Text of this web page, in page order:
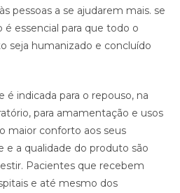
pessoas a se ajudarem mais. se
essencial para que todo o
seja humanizado e concluído
indicada para o repouso, na
para amamentação e usos
maior conforto aos seus
e a qualidade do produto são
Pacientes que recebem
e até mesmo dos